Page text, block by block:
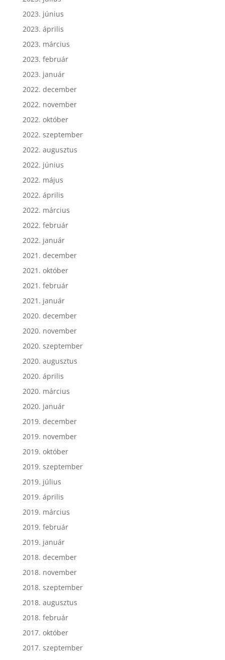
2023. június
2023. április
2023. március
2023. február
2023. január
2022. december
2022. november
2022. október
2022. szeptember
2022. augusztus
2022. június
2022. május
2022. április
2022. március
2022. február
2022. január
2021. december
2021. október
2021. február
2021. január
2020. december
2020. november
2020. szeptember
2020. augusztus
2020. április
2020. március
2020. január
2019. december
2019. november
2019. október
2019. szeptember
2019. július
2019. április
2019. március
2019. február
2019. január
2018. december
2018. november
2018. szeptember
2018. augusztus
2018. február
2017. október
2017. szeptember